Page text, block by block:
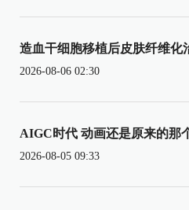
造血干细胞移植后皮肤纤维化
2026-08-06 02:30
AIGC时代 动画还是原来的那
2026-08-05 09:33